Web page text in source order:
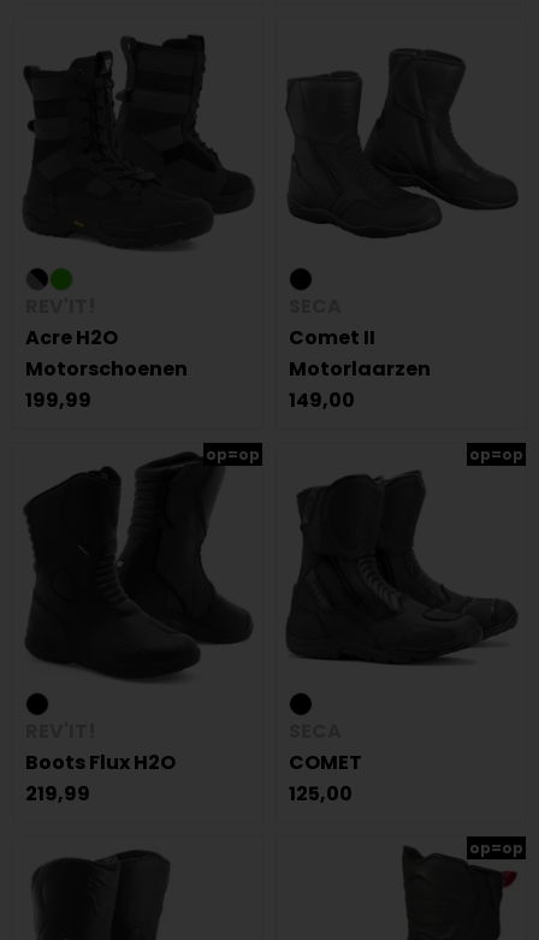
Acre H2O
Motorschoenen
199,99
Comet II
Motorlaarzen
149,00
op=op
Boots Flux H2O
219,99
op=op
COMET
125,00
op=op